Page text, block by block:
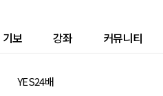
기보 강좌 커뮤니티
YES24배